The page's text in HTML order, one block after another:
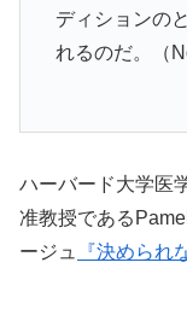
ディションの
れるのだ。（
ハーバード大学医
准教授である
ージュ
『決められ